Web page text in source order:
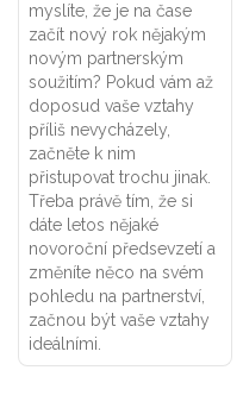
myslíte, že je na čase
začít nový rok nějakým
novým partnerským
soužitím? Pokud vám až
doposud vaše vztahy
příliš nevycházely,
začněte k nim
přistupovat trochu jinak.
Třeba právě tím, že si
dáte letos nějaké
novoroční předsevzetí a
změníte něco na svém
pohledu na partnerství,
začnou být vaše vztahy
ideálními.